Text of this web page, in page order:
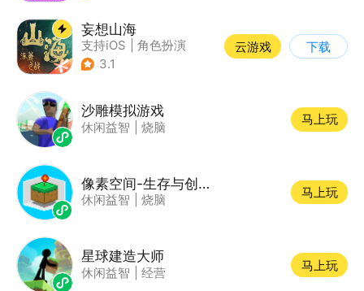
妄想山海
支持iOS
角色扮演
| 店铺经营
3.1
云游戏 下载
沙雕模拟游戏
休闲益智 烧脑
马上玩
像素空间-生存与创造
休闲益智 烧脑
马上玩
星球建造大师
休闲益智 经营
马上玩